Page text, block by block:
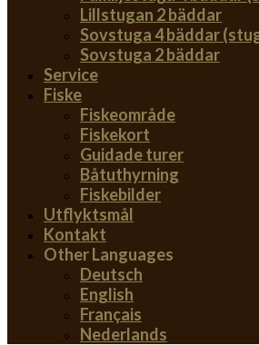
Lillstugan 2 bäddar
Sovstuga 4 bäddar
Sovstuga 2 bäddar
Service
Fiske
Fiskeområde
Fiskekort
Guidade turer
Båtuthyrning
Fiskebilder
Utflyktsmål
Kontakt
Other Languages
Deutsch
English
Français
Nederlands